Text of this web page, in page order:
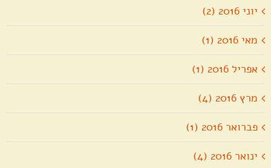
יוני 2016 (2)
מאי 2016 (1)
אפריל 2016 (1)
מרץ 2016 (4)
פברואר 2016 (1)
ינואר 2016 (4)